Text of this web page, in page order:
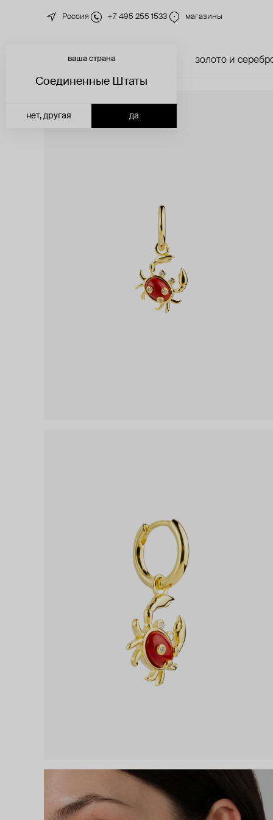
Россия +7 495 255 1533 магазины
новинки золото и
ваша страна
Соединенные Штаты
да
нет, другая